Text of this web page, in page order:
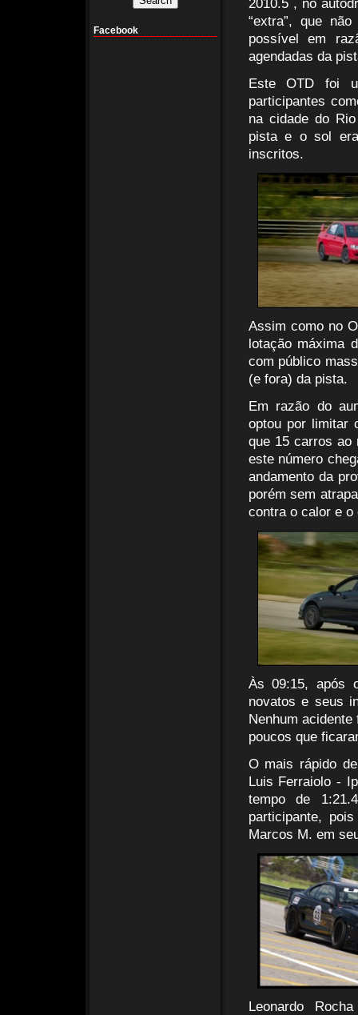
2010.5 , no
“extra”, que
possível em
agendadas da
Este OTD foi
participantes
na cidade do
pista e o sol
inscritos.
Assim como no
lotação máxima
com público
(e fora) da pista.
Em razão do
optou por limitar
que 15 carros ao
este número
andamento da
porém sem
contra o calor e o
Às 09:15, após
novatos e seus
Nenhum
poucos que
O mais rápido
Luis Ferraiolo -
tempo de
participante,
Marcos M. em
Leonardo
Facebook